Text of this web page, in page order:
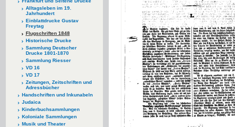
Alltagsleben im 19.
Jahrhundert
Einblattdrucke Gustav
Freytag
Flugschriften 1848
Historische Drucke
Sammlung Deutscher
Drucke 1801-1870
Sammlung Riesser
VD 16
VD 17
Zeitungen, Zeitschriften und
Adressbücher
Handschriften und Inkunabeln
Judaica
Kinderbuchsammlungen
Koloniale Sammlungen
Musik und Theater